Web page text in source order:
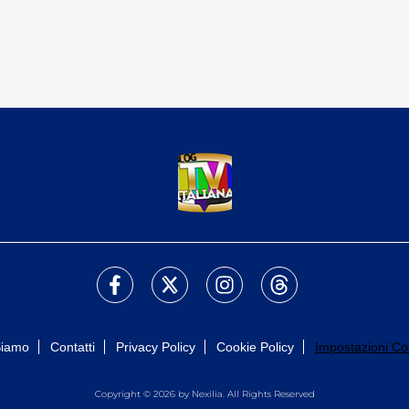
Contatti Privacy Policy Cookie Policy Impostazioni
Copyright © 2026 by Nexilia. All Rights Reserved